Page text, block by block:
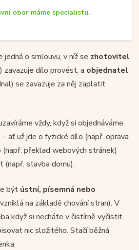
obor máme specialistu.
jedná o smlouvu, v níž se zhotovitel
zavazuje dílo provést, a objednatel
se zavazuje za něj zaplatit
vždy, když si objednáváme
ať už jde o fyzické dílo (např. oprava
překlad webových stránek)
stavba domu).
být ústní, písemná nebo
na základě chování stran). V
když si necháte v čistírně vyčistit
nic složitého. Stačí běžná